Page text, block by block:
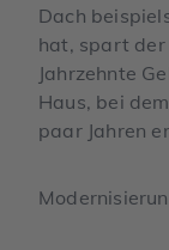
Dach
hat, spart der
Jahrzehnte
Haus, bei
paar Jahren